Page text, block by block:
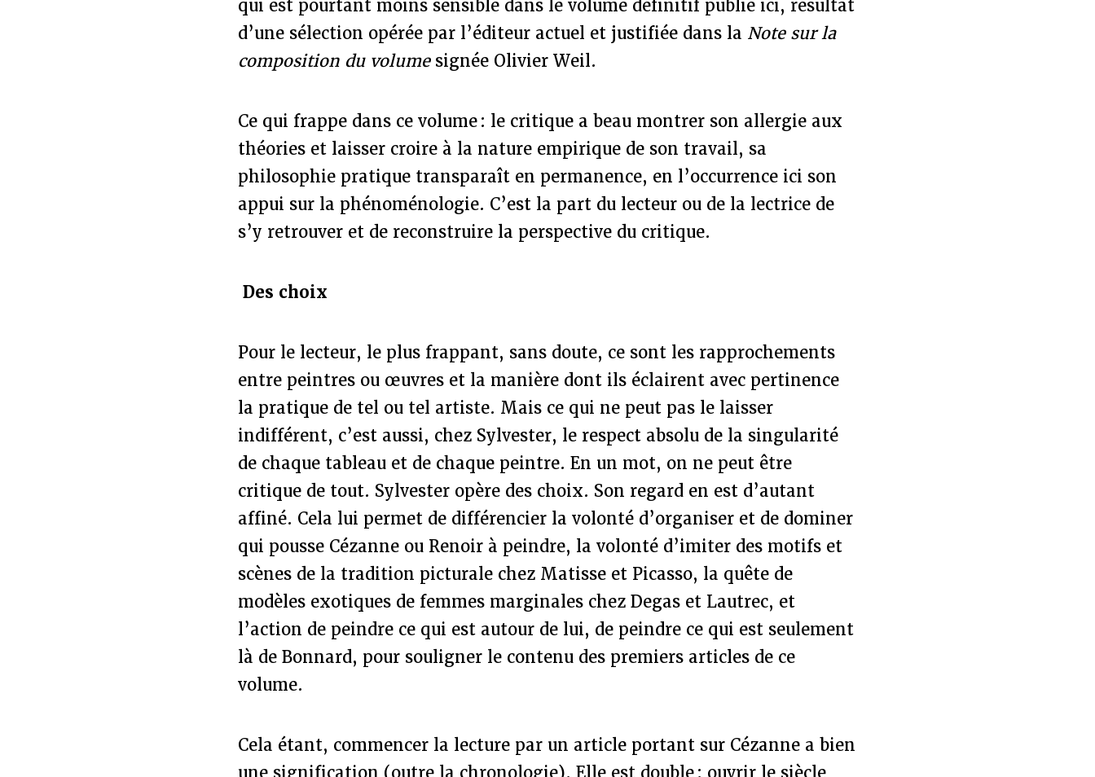
qui est pourtant moins sensible dans le volume définitif publié ici, résultat
d’une sélection opérée par l’éditeur actuel et justifiée dans la Note sur la
composition du volumesignée Olivier Weil.
Ce qui frappe dans ce volume : le critique a beau montrer son allergie aux
théories et laisser croire à la nature empirique de son travail, sa
philosophie pratique transparaît en permanence, en l’occurrence ici son
appui sur la phénoménologie. C’est la part du lecteur ou de la lectrice de
s’y retrouver et de reconstruire la perspective du critique.
Des choix
Pour le lecteur, le plus frappant, sans doute, ce sont les rapprochements
entre peintres ou œuvres et la manière dont ils éclairent avec pertinence
la pratique de tel ou tel artiste. Mais ce qui ne peut pas le laisser
indifférent, c’est aussi, chez Sylvester, le respect absolu de la singularité
de chaque tableau et de chaque peintre. En un mot, on ne peut être
critique de tout. Sylvester opère des choix. Son regard en est d’autant
affiné. Cela lui permet de différencier la volonté d’organiser et de dominer
qui pousse Cézanne ou Renoir à peindre, la volonté d’imiter des motifs et
scènes de la tradition picturale chez Matisse et Picasso, la quête de
modèles exotiques de femmes marginales chez Degas et Lautrec, et
l’action de peindre ce qui est autour de lui, de peindre ce qui est seulement
là de Bonnard, pour souligner le contenu des premiers articles de ce
volume.
Cela étant, commencer la lecture par un article portant sur Cézanne a bien